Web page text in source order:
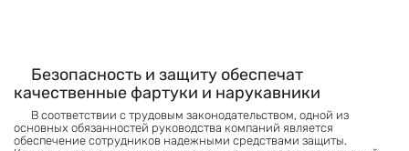
Безопасность и защиту обеспечат
качественные фартуки и нарукавники
В соответствии с трудовым законодательством, одной из
основных обязанностей руководства компаний является
обеспечение сотрудников надежными средствами защиты.